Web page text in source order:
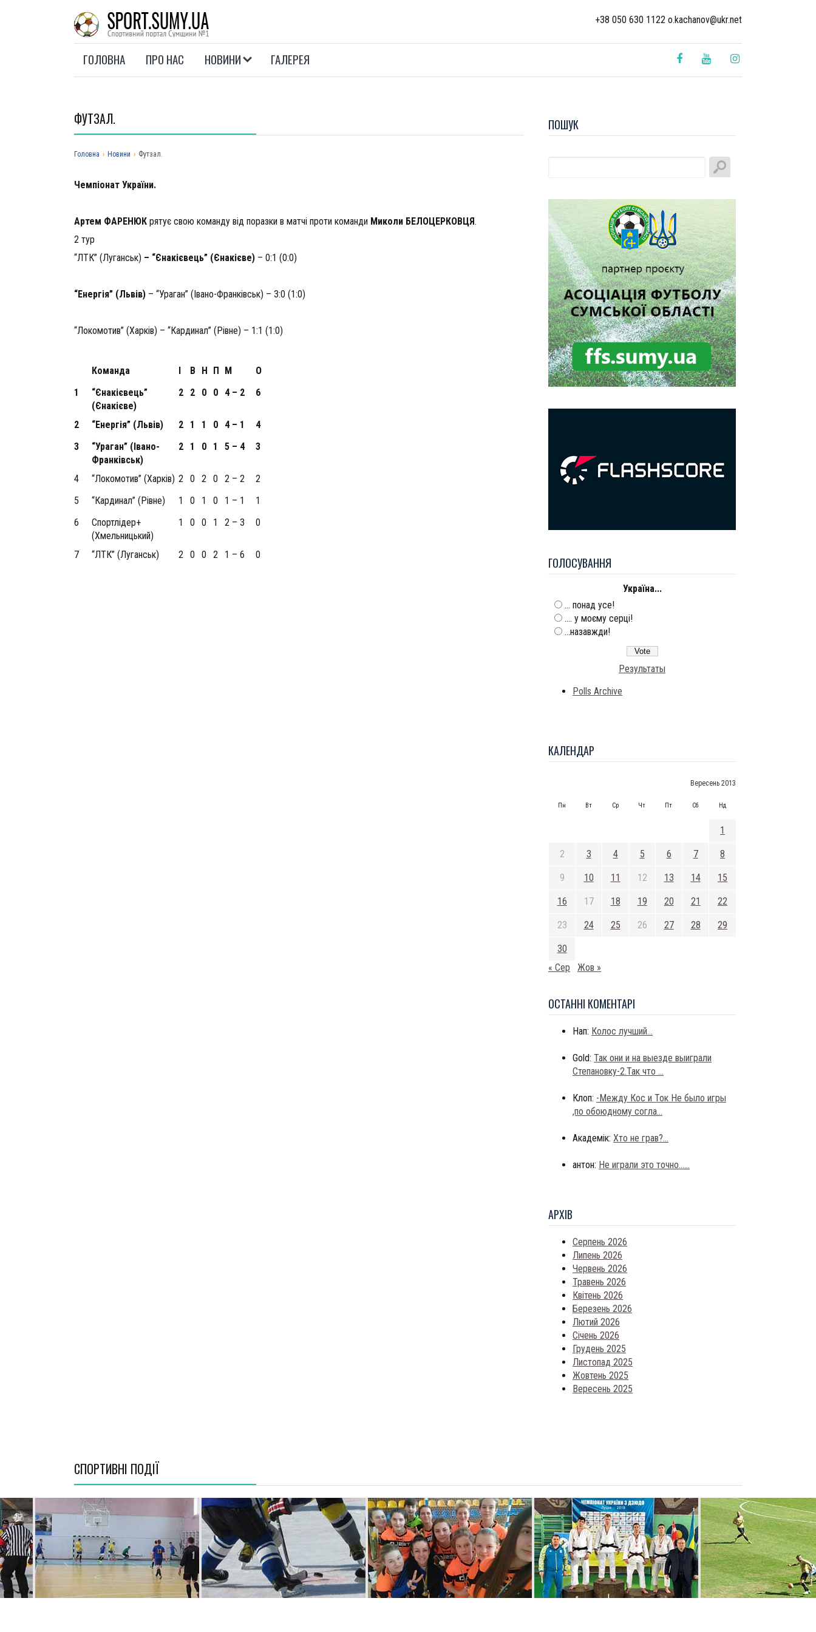
+38 050 630 1122 o.kachanov@ukr.net
ГОЛОВНА ПРО НАС НОВИНИ ГАЛЕРЕЯ
ПОШУК
ГОЛОСУВАННЯ
Україна...
... понад усе!
.... у моєму серці!
...назавжди!
Результаты
Polls Archive
КАЛЕНДАР
Вересень 2013
Пн Вт Ср Чт Пт Сб Нд
1
2 3 4 5 6 7 8
9 10 11 12 13 14 15
16 17 18 19 20 21 22
23 24 25 26 27 28 29
30
« Сер
Жов »
ОСТАННI КОМЕНТАРI
Нап: Колос лучший...
Gold: Так они и на выезде выиграли
Степановку-2.Так что ...
Клоп: -Между Кос и Ток Не было игры
,по обоюдному согла...
Академік: Хто не грав?...
антон: Не играли это точно......
АРХIВ
Серпень 2026
Липень 2026
Червень 2026
Травень 2026
Квітень 2026
Березень 2026
Лютий 2026
Січень 2026
Грудень 2025
Листопад 2025
Жовтень 2025
Вересень 2025
ФУТЗАЛ.
Головна › Новини › Футзал.
Чемпіонат України.
Артем ФАРЕНЮК рятує свою команду від поразки в матчі проти команди Миколи БЕЛОЦЕРКОВЦЯ.
2 тур
“ЛТК” (Луганськ) – “Єнакієвець” (Єнакієве) – 0:1 (0:0)
“Енергія” (Львів) – “Ураган” (Івано-Франківськ) – 3:0 (1:0)
“Локомотив” (Харків) – “Кардинал” (Рівне) – 1:1 (1:0)
Команда
І В Н П М
О
1
“Єнакієвець”
(Єнакієве)
2 2 0 0 4 – 2 6
2 “Енергія” (Львів) 2 1 1 0 4 – 1
4
3
“Ураган” (Івано-
Франківськ)
2 1 0 1 5 – 4 3
4 “Локомотив” (Харків) 2 0 2 0 2 – 2
2
5
“Кардинал” (Рівне) 1 0 1 0 1 – 1
1
6
Спортлідер+
(Хмельницький)
1 0 0 1 2 – 3 0
7 “ЛТК” (Луганськ) 2 0 0 2 1 – 6 0
СПОРТИВНI ПОДІЇ